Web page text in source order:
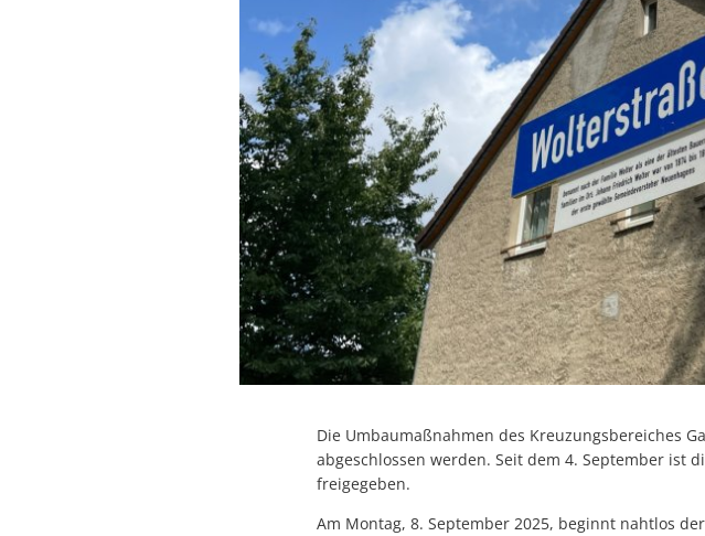
Die Umbaumaßnahmen des Kreuzungsbereiches
abgeschlossen werden. Seit dem 4. September ist
freigegeben.
Am Montag, 8. September 2025, beginnt nahtlos